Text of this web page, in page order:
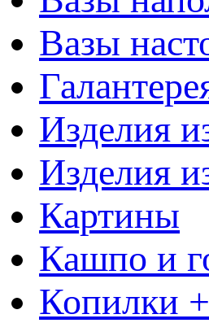
Вазы
Изделия
Изделия
Картины
Кашпо и
Копилки +